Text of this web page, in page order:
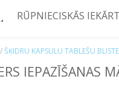
RŪPNIECISKĀS
/ŠĶIDRU KAPSULU TABLEŠU
IEPAZĪŠANAS